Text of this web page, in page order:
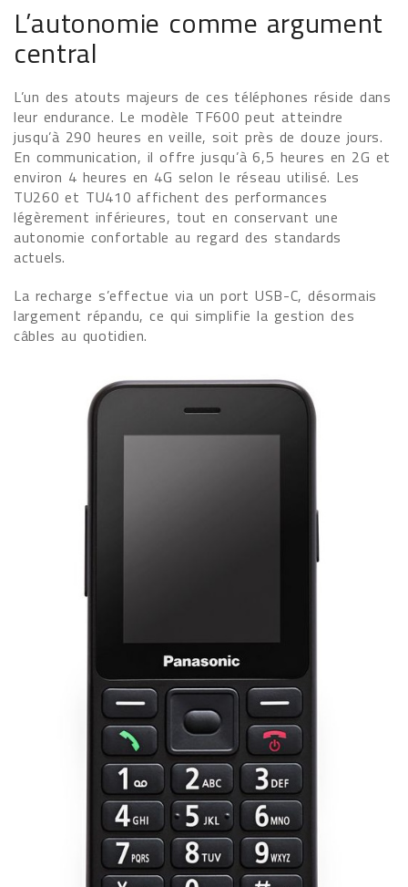
L’autonomie comme argument
central
L’un des atouts majeurs de ces téléphones réside dans
leur endurance. Le modèle TF600 peut atteindre
jusqu’à 290 heures en veille, soit près de douze jours.
En communication, il offre jusqu’à 6,5 heures en 2G et
environ 4 heures en 4G selon le réseau utilisé. Les
TU260 et TU410 affichent des performances
légèrement inférieures, tout en conservant une
autonomie confortable au regard des standards
actuels.
La recharge s’effectue via un port USB-C, désormais
largement répandu, ce qui simplifie la gestion des
câbles au quotidien.